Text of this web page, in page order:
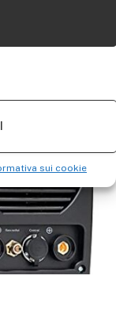
sui cookie